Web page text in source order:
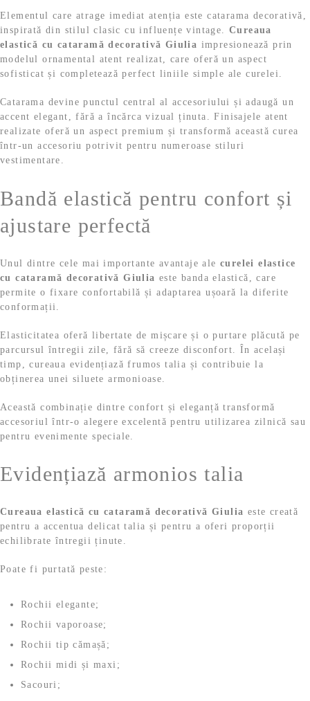
i
.
Elementul care atrage imediat atenția este catarama decorativă,
inspirată din stilul clasic cu influențe vintage. Cureaua
elastică cu cataramă decorativă Giulia impresionează prin
modelul ornamental atent realizat, care oferă un aspect
sofisticat și completează perfect liniile simple ale curelei.
Catarama devine punctul central al accesoriului și adaugă un
accent elegant, fără a încărca vizual ținuta. Finisajele atent
realizate oferă un aspect premium și transformă această curea
într-un accesoriu potrivit pentru numeroase stiluri
vestimentare.
Bandă elastică pentru confort și
ajustare perfectă
Unul dintre cele mai importante avantaje alecurelei elastice
cu cataramă decorativă Giulia este banda elastică, care
permite o fixare confortabilă și adaptarea ușoară la diferite
conformații.
Elasticitatea oferă libertate de mișcare și o purtare plăcută pe
parcursul întregii zile, fără să creeze disconfort. În același
timp, cureaua evidențiază frumos talia și contribuie la
obținerea unei siluete armonioase.
Această combinație dintre confort și eleganță transformă
accesoriul într-o alegere excelentă pentru utilizarea zilnică sau
pentru evenimente speciale.
Evidențiază armonios talia
Cureaua elastică cu cataramă decorativă Giulia este creată
pentru a accentua delicat talia și pentru a oferi proporții
echilibrate întregii ținute.
Poate fi purtată peste:
Rochii elegante;
Rochii vaporoase;
Rochii tip cămașă;
Rochii midi și maxi;
Sacouri;